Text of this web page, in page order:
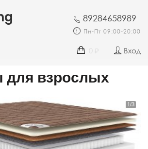
89284658989
Пн-Пт 09:00-20:00
Вход
для взрослых